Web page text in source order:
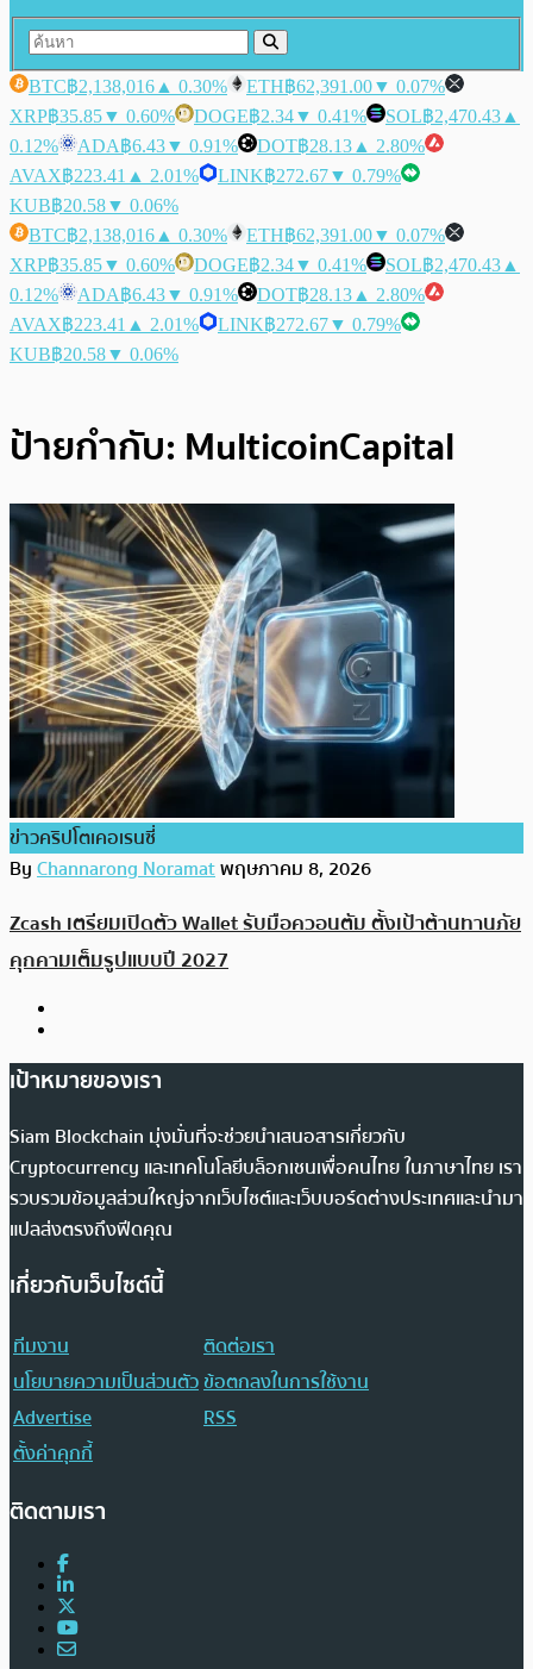
BTC฿2,138,016 ▲ 0.30% ETH฿62,391.00▼ 0.07%
XRP฿35.85▼ 0.60% DOGE฿2.34▼ 0.41% SOL฿2,470.43 ▲
0.12%
ADA฿6.43▼ 0.91% DOT฿28.13 ▲ 2.80%
AVAX฿223.41 ▲ 2.01% LINK฿272.67▼ 0.79%
KUB฿20.58▼ 0.06%
BTC฿2,138,016 ▲ 0.30% ETH฿62,391.00▼ 0.07%
XRP฿35.85▼ 0.60% DOGE฿2.34▼ 0.41% SOL฿2,470.43 ▲
0.12%
ADA฿6.43▼ 0.91% DOT฿28.13 ▲ 2.80%
AVAX฿223.41 ▲ 2.01% LINK฿272.67▼ 0.79%
KUB฿20.58▼ 0.06%
ป้ายกำกับ: MulticoinCapital
ข่าวคริปโตเคอเรนซี่
ByChannarong Noramatพฤษภาคม 8, 2026
Zcash เตรียมเปิดตัว Wallet รับมือควอนตัม ตั้งเป้าต้านทานภัย
คุกคามเต็มรูปแบบปี 2027
เป้าหมายของเรา
Siam Blockchain มุ่งมั่นที่จะช่วยนำเสนอสารเกี่ยวกับ
Cryptocurrency และเทคโนโลยีบล็อกเชนเพื่อคนไทย ในภาษาไทย เรา
รวบรวมข้อมูลส่วนใหญ่จากเว็บไซต์และเว็บบอร์ดต่างประเทศและนำมา
แปลส่งตรงถึงฟีดคุณ
เกี่ยวกับเว็บไซต์นี้
ทีมงาน
ติดต่อเรา
นโยบายความเป็นส่วนตัวข้อตกลงในการใช้งาน
Advertise
RSS
ตั้งค่าคุกกี้
ติดตามเรา